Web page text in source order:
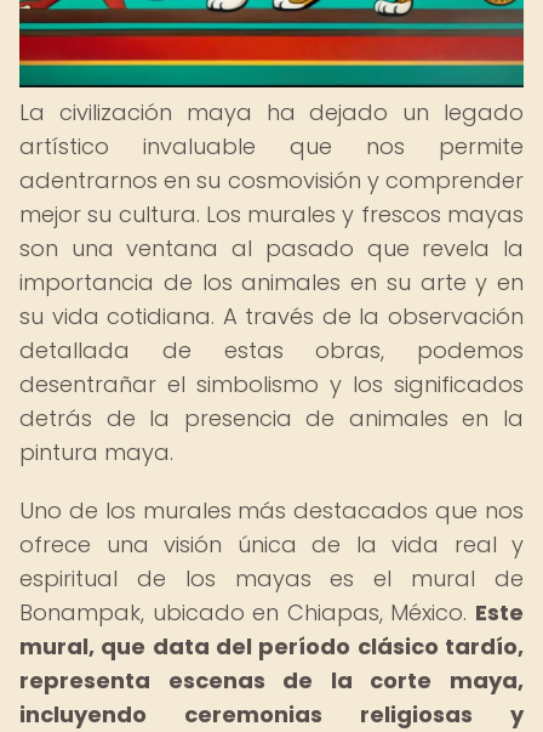
La civilización maya ha dejado un legado
artístico invaluable que nos permite
adentrarnos en su cosmovisión y comprender
mejor su cultura. Los murales y frescos mayas
son una ventana al pasado que revela la
importancia de los animales en su arte y en
su vida cotidiana. A través de la observación
detallada de estas obras, podemos
desentrañar el simbolismo y los significados
detrás de la presencia de animales en la
pintura maya.
Uno de los murales más destacados que nos
ofrece una visión única de la vida real y
espiritual de los mayas es el mural de
Bonampak, ubicado en Chiapas, México. Este
mural, que data del período clásico tardío,
representa escenas de la corte maya,
incluyendo ceremonias religiosas y